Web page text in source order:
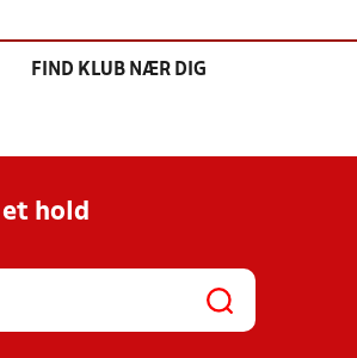
FIND KLUB NÆR DIG
hold